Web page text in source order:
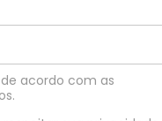
acordo com as